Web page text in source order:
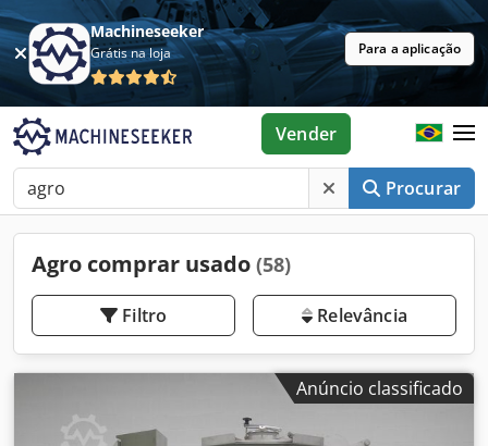
Machineseeker
Grátis na loja Para a aplicação
Procurar
Vender
Agro comprar usado (58)
Filtro Relevância
Anúncio classificado